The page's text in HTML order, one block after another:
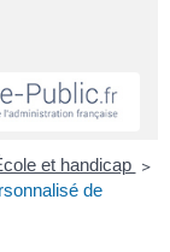
et handicap >
de